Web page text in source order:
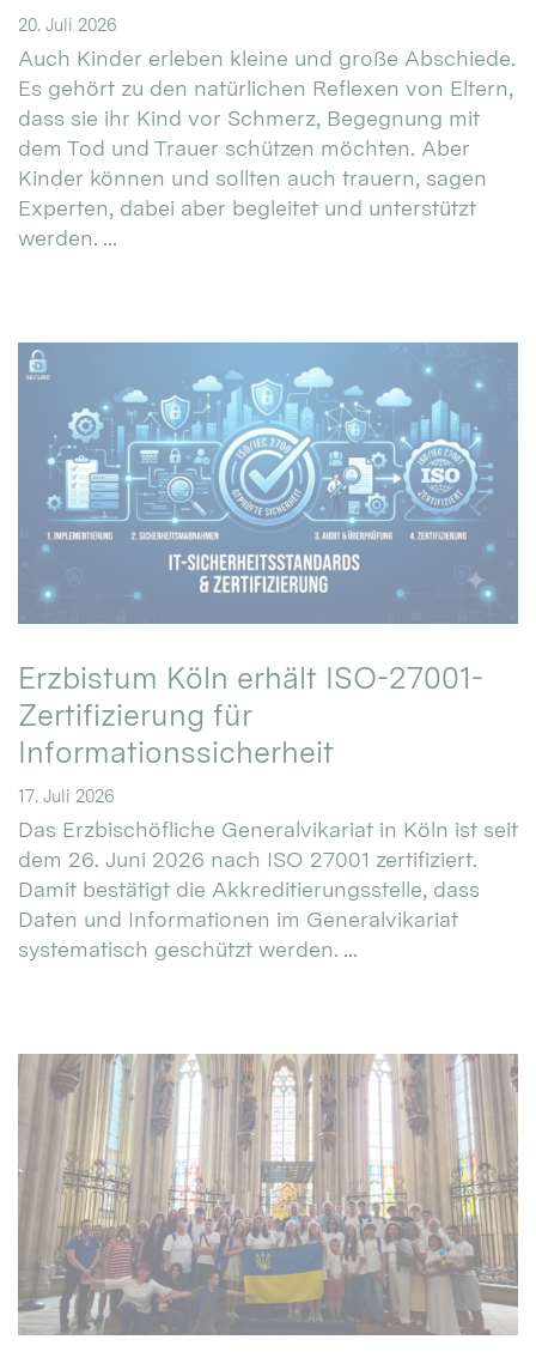
20. Juli 2026
Auch Kinder erleben kleine und große Abschiede.
Es gehört zu den natürlichen Reflexen von Eltern,
dass sie ihr Kind vor Schmerz, Begegnung mit
dem Tod und Trauer schützen möchten. Aber
Kinder können und sollten auch trauern, sagen
Experten, dabei aber begleitet und unterstützt
werden. ...
Erzbistum Köln erhält ISO-27001-
Zertifizierung für
Informationssicherheit
17. Juli 2026
Das Erzbischöfliche Generalvikariat in Köln ist seit
dem 26. Juni 2026 nach ISO 27001 zertifiziert.
Damit bestätigt die Akkreditierungsstelle, dass
Daten und Informationen im Generalvikariat
systematisch geschützt werden. ...